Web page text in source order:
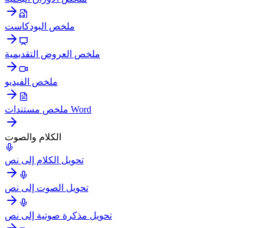
ملخص البودكاست
ملخص العروض التقديمية
ملخص الفيديو
ملخص مستندات Word
الكلام والصوت
تحويل الكلام إلى نص
تحويل الصوت إلى نص
تحويل مذكرة صوتية إلى نص